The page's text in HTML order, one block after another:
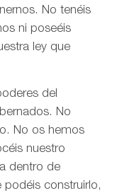
No tenéis
ni poseéis
ley que
del
No
No os hemos
nuestro
dentro de
podéis construirlo,